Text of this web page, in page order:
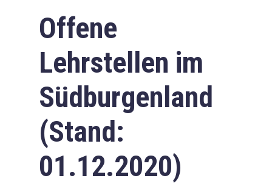
Offene
Lehrstellen im
Südburgenland
(Stand:
01.12.2020)